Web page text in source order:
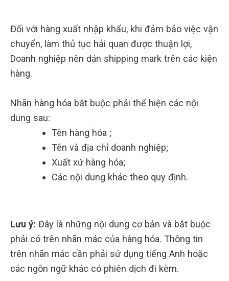
Đối với hàng xuất nhập khẩu, khi đảm bảo việc vận
chuyển, làm thủ tục hải quan được thuận lợi,
Doanh nghiệp nên dán shipping mark trên các kiện
hàng.
Nhãn hàng hóa bắt buộc phải thể hiện các nội
dung sau:
Tên hàng hóa ;
Tên và địa chỉ doanh nghiệp;
Xuất xứ hàng hóa;
Các nội dung khác theo quy định.
Lưu ý: Đây là những nội dung cơ bản và bắt buộc
phải có trên nhãn mác của hàng hóa. Thông tin
trên nhãn mác cần phải sử dụng tiếng Anh hoặc
các ngôn ngữ khác có phiên dịch đi kèm.